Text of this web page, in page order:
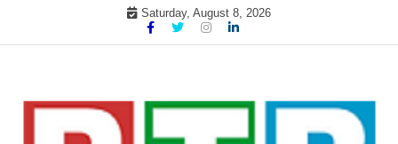
Saturday, August 8, 2026